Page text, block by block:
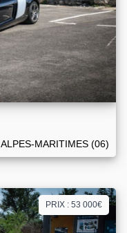
ALPES-MARITIMES (06)
PRIX : 53 000€